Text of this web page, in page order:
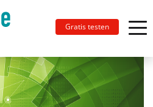
Gratis testen